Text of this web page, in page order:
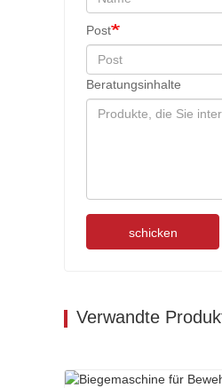
Post
Beratungsinhalte
schicken
Verwandte